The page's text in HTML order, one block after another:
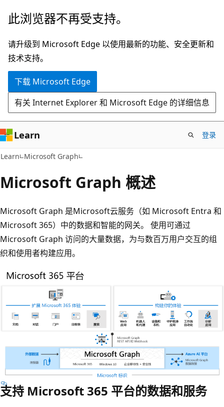
跳
主
要
内
此浏览器不再受支持。
请升级到 Microsoft Edge 以使用最新的功能、安全更新和
技术支持。
下载 Microsoft Edge
有关 Internet Explorer 和 Microsoft Edge 的详细信息
Learn 登录
Learn Microsoft Graph
Microsoft Graph 概述
Microsoft Graph 是Microsoft云服务（如 Microsoft Entra 和
Microsoft 365）中的数据和智能的网关。 使用可通过
Microsoft Graph 访问的大量数据，为与数百万用户交互的组
织和使用者构建应用。
支持 Microsoft 365 平台的数据和服务